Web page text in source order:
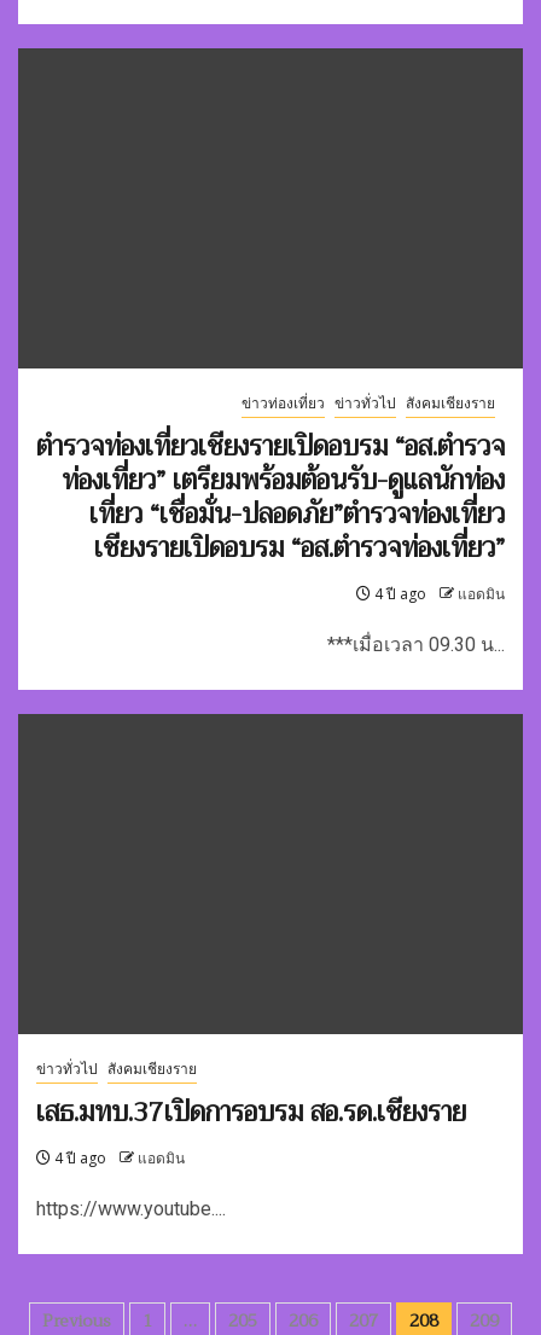
ข่าวท่องเที่ยว ข่าวทั่วไป สังคมเชียงราย
ตำรวจท่องเที่ยวเชียงรายเปิดอบรม “อส.ตำรวจ
ท่องเที่ยว”เตรียมพร้อมต้อนรับ-ดูแลนักท่อง
เที่ยว “เชื่อมั่น-ปลอดภัย”ตำรวจท่องเที่ยว
เชียงรายเปิดอบรม “อส.ตำรวจท่องเที่ยว”
4 ปี ago แอดมิน
***เมื่อเวลา 09.30 น...
ข่าวทั่วไป สังคมเชียงราย
เสธ.มทบ.37เปิดการอบรม สอ.รด.เชียงราย
4 ปี ago แอดมิน
https://www.youtube....
Posts
Previous 1 … 205 206 207 208
209